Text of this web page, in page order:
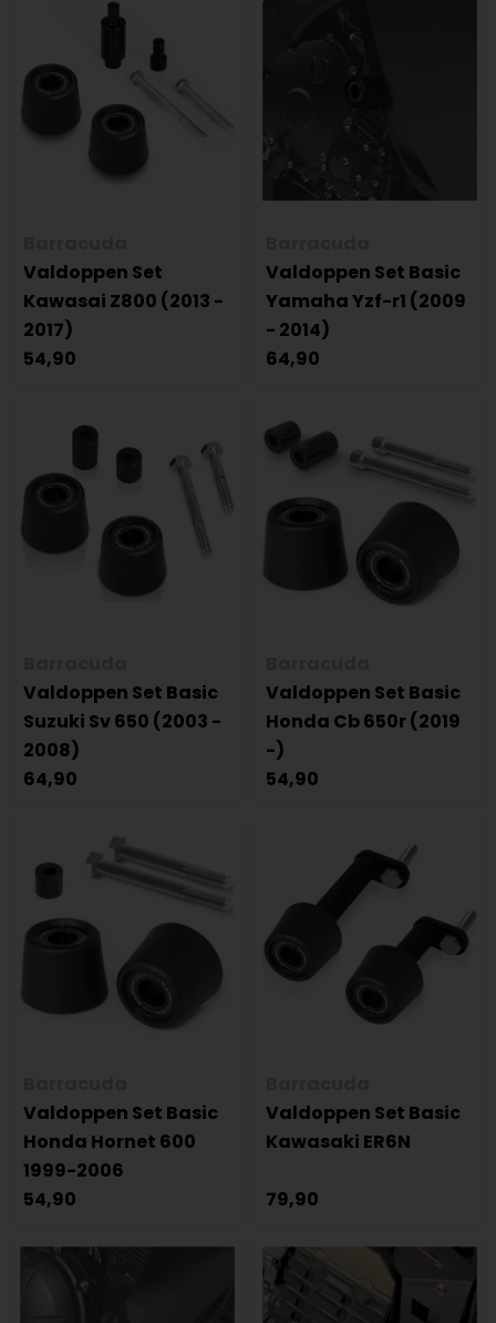
Valdoppen Set
Kawasai Z800 (2013 -
2017)
54,90
Valdoppen Set Basic
Yamaha Yzf-r1 (2009
- 2014)
64,90
Valdoppen Set Basic
Suzuki Sv 650 (2003 -
2008)
64,90
Valdoppen Set Basic
Honda Cb 650r (2019
-)
54,90
Valdoppen Set Basic
Honda Hornet 600
1999-2006
54,90
Valdoppen Set Basic
Kawasaki ER6N
79,90